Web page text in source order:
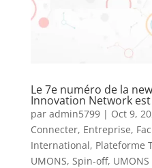
Le 7e numéro de la
Innovation Network
par admin5799| Oct 9,
Connecter, Entreprise,
International, Plateforme
UMONS, Spin-off,